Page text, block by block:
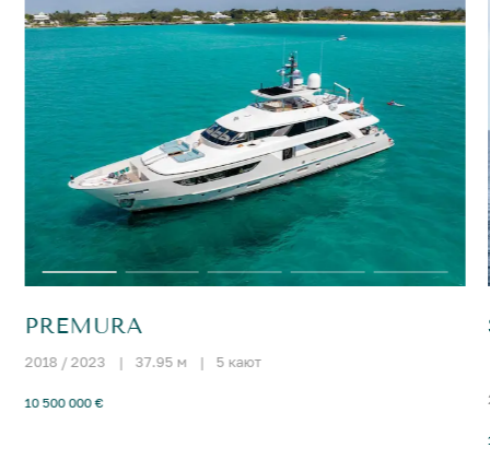
PREMURA
2018 / 2023 | 37.95 м | 5 кают
10 500 000 €